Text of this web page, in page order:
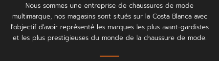
Nous sommes une entreprise de chaussures de mode
multimarque, nos magasins sont situés sur la Costa Blanca avec
l'objectif d'avoir représenté les marques les plus avant-gardistes
et les plus prestigieuses du monde de la chaussure de mode.